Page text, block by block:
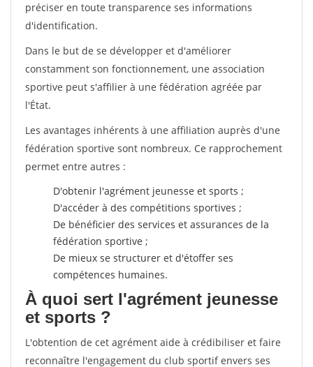
préciser en toute transparence ses informations
d'identification.
Dans le but de se développer et d'améliorer
constamment son fonctionnement, une association
sportive peut s'affilier à une fédération agréée par
l'État.
Les avantages inhérents à une affiliation auprès d'une
fédération sportive sont nombreux. Ce rapprochement
permet entre autres :
D'obtenir l'agrément jeunesse et sports ;
D'accéder à des compétitions sportives ;
De bénéficier des services et assurances de la
fédération sportive ;
De mieux se structurer et d'étoffer ses
compétences humaines.
À quoi sert l'agrément jeunesse
et sports ?
L'obtention de cet agrément aide à crédibiliser et faire
reconnaître l'engagement du club sportif envers ses